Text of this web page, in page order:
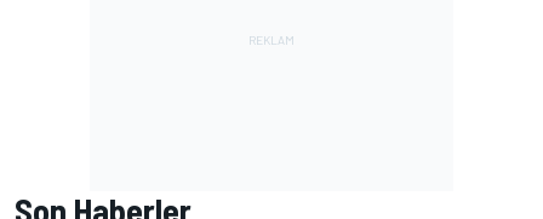
Son Haberler